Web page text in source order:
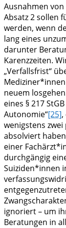
Ausnahmen
Absatz 2 sollen
werden, wenn
lang eines
darunter
Karenzzeiten.
„Verfallsfrist“
neuem
eines § 217
Autonomie“[25]
wenigstens
absolviert
einer
durchgängig
Suiziden*innen
ignoriert – um
Beratungen in